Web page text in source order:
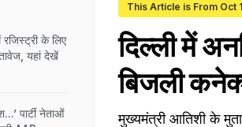
This Article is From Oct
दिल्ली में
बिजली
मुख्यमंत्री आतिशी के
के लिए
यहां देखें
पार्टी नेताओं